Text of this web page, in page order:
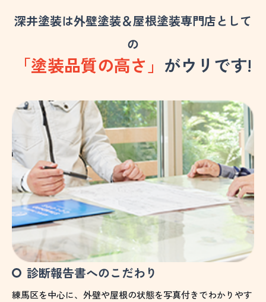
深井塗装は外壁塗装＆屋根塗装専門店として
の
「塗装品質の高さ」 がウリです!
診断報告書へのこだわり
練馬区を中心に、外壁や屋根の状態を写真付きでわかりやす